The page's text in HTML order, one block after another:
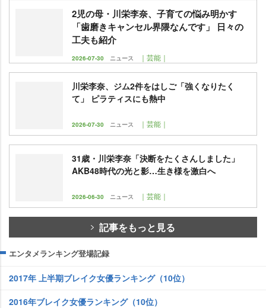
2児の母・川栄李奈、子育ての悩み明かす
「歯磨きキャンセル界隈なんです」 日々の
工夫も紹介
2026-07-30 ニュース ｜芸能｜
川栄李奈、ジム2件をはしご「強くなりたく
て」 ピラティスにも熱中
2026-07-30 ニュース ｜芸能｜
31歳・川栄李奈「決断をたくさんしました」
AKB48時代の光と影…生き様を激白へ
2026-06-30 ニュース ｜芸能｜
記事をもっと見る
エンタメランキング登場記録
2017年 上半期ブレイク女優ランキング（10位）
2016年ブレイク女優ランキング（10位）